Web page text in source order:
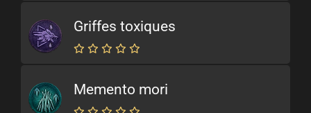
Griffes toxiques
Memento mori